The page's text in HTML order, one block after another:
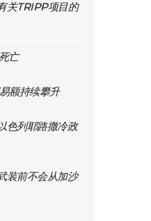
关TRIPP项目的
亡
额持续攀升
色列耶路撒冷政
装前不会从加沙